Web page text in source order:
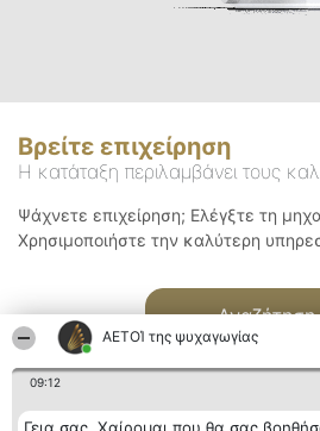
ΑΕΤΟΊ της ψυχαγωγίας
09:12
Βρείτε επιχείρηση
Η κατάταξη περιλαμβάνει τους
Ψάχνετε επιχείρηση; Ελέγξτε τη
Χρησιμοποιήστε την καλύτερη
Αναζήτηση